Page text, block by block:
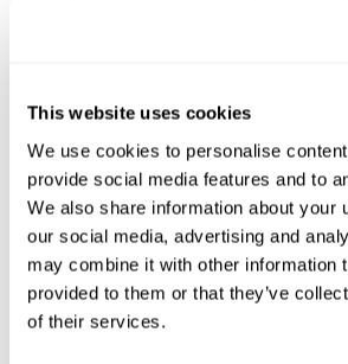
This website uses cookies
We use cookies to personalise
provide social media features and to
We also share information about your
our social media, advertising and
may combine it with other information
provided to them or that they’ve
of their services.
роз'ємів кабеля та
Запит ціни
OEM